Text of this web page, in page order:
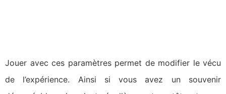
Jouer avec ces paramètres permet de modifier le vécu
de l’expérience. Ainsi si vous avez un souvenir